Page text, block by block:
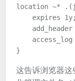
location ~*
    expires 1y;
add_header
access_log
这告诉浏览器